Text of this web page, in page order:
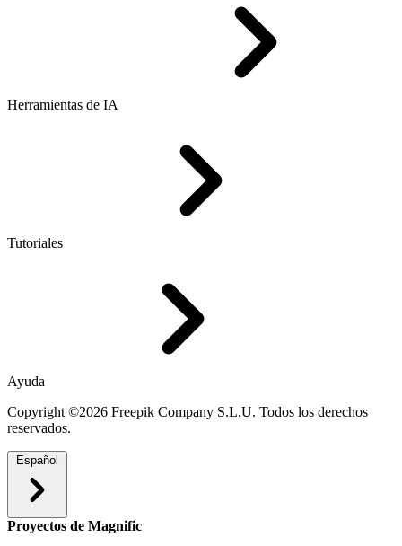
Herramientas de IA
Tutoriales
Ayuda
Copyright ©2026 Freepik Company S.L.U. Todos los derechos
reservados.
Español
Proyectos de Magnific